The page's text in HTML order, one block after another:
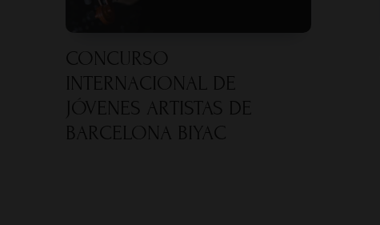
CONCURSO
INTERNACIONAL DE
JÓVENES ARTISTAS DE
BARCELONA BIYAC